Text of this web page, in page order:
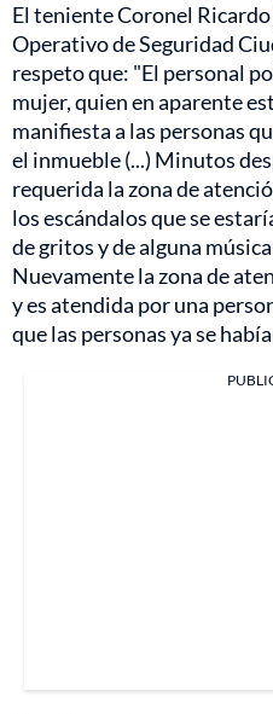
El teniente Coronel
Operativo de Seguridad
respeto que: "El personal
mujer, quien en aparente
manifiesta a las personas
el inmueble (...) Minutos
requerida la zona de
los escándalos que se
de gritos y de alguna
Nuevamente la zona de
y es atendida por una
que las personas ya se